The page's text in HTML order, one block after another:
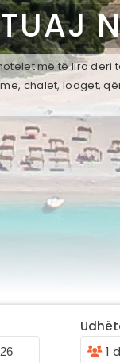
më të lira deri
chalet, lodget,
1